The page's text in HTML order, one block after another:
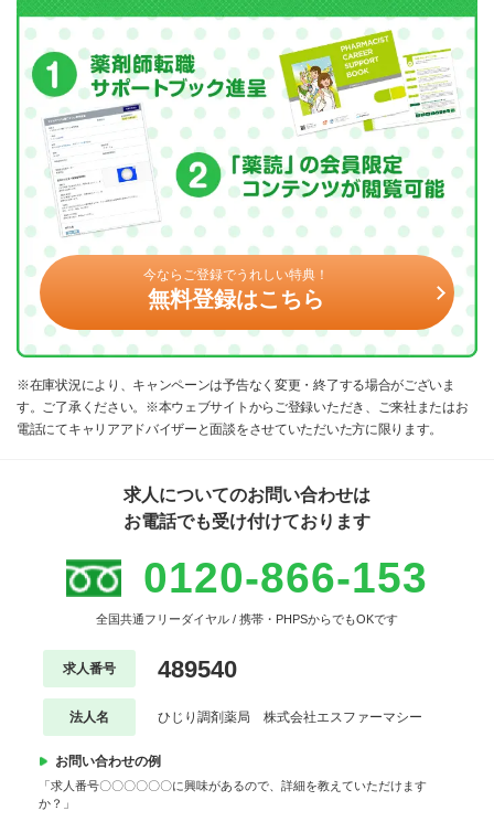
今ならご登録でうれしい特典！
無料登録はこちら
※在庫状況により、キャンペーンは予告なく変更・終了する場合がございま
す。ご了承ください。※本ウェブサイトからご登録いただき、ご来社またはお
電話にてキャリアアドバイザーと面談をさせていただいた方に限ります。
求人についてのお問い合わせは
お電話でも受け付けております
0120-866-153
全国共通フリーダイヤル / 携帯・PHPSからでもOKです
求人番号 489540
法人名 ひじり調剤薬局 株式会社エスファーマシー
お問い合わせの例
「求人番号〇〇〇〇〇〇に興味があるので、詳細を教えていただけます
か？」